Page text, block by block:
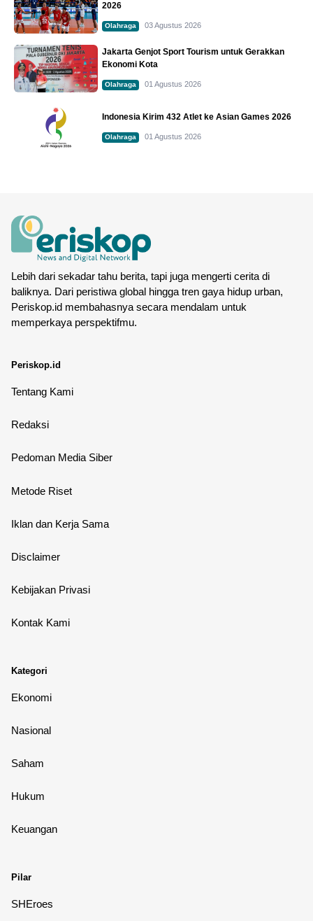
2026
Olahraga 03 Agustus 2026
Jakarta Genjot Sport Tourism untuk Gerakkan
Ekonomi Kota
Olahraga 01 Agustus 2026
Indonesia Kirim 432 Atlet ke Asian Games 2026
Olahraga 01 Agustus 2026
Lebih dari sekadar tahu berita, tapi juga mengerti cerita di
baliknya. Dari peristiwa global hingga tren gaya hidup urban,
Periskop.id membahasnya secara mendalam untuk
memperkaya perspektifmu.
Periskop.id
Tentang Kami
Redaksi
Pedoman Media Siber
Metode Riset
Iklan dan Kerja Sama
Disclaimer
Kebijakan Privasi
Kontak Kami
Kategori
Ekonomi
Nasional
Saham
Hukum
Keuangan
Pilar
SHEroes